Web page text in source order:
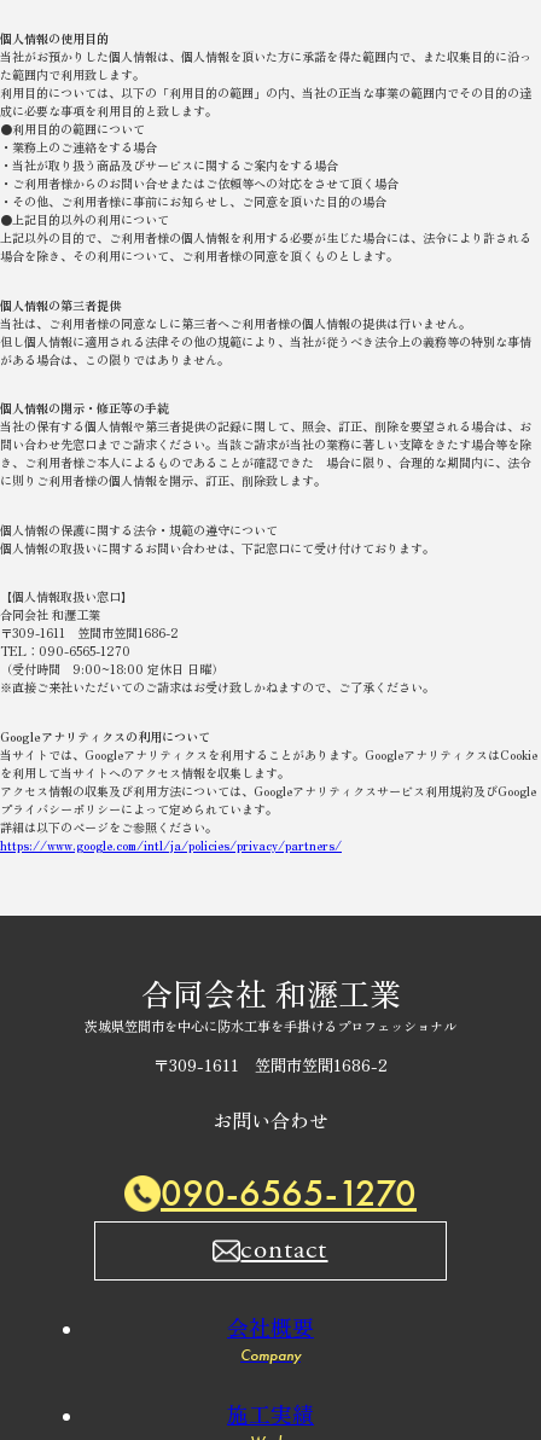
個人情報の使用目的
当社がお預かりした個人情報は、個人情報を頂いた方に承諾を得た範囲内で、また収集目的に沿っ
た範囲内で利用致します。
利用目的については、以下の「利用目的の範囲」の内、当社の正当な事業の範囲内でその目的の達
成に必要な事項を利用目的と致します。
●利用目的の範囲について
・業務上のご連絡をする場合
・当社が取り扱う商品及びサービスに関するご案内をする場合
・ご利用者様からのお問い合せまたはご依頼等への対応をさせて頂く場合
・その他、ご利用者様に事前にお知らせし、ご同意を頂いた目的の場合
●上記目的以外の利用について
上記以外の目的で、ご利用者様の個人情報を利用する必要が生じた場合には、法令により許される
場合を除き、その利用について、ご利用者様の同意を頂くものとします。
個人情報の第三者提供
当社は、ご利用者様の同意なしに第三者へご利用者様の個人情報の提供は行いません。
但し個人情報に適用される法律その他の規範により、当社が従うべき法令上の義務等の特別な事情
がある場合は、この限りではありません。
個人情報の開示・修正等の手続
当社の保有する個人情報や第三者提供の記録に関して、照会、訂正、削除を要望される場合は、お
問い合わせ先窓口までご請求ください。当該ご請求が当社の業務に著しい支障をきたす場合等を除
き、ご利用者様ご本人によるものであることが確認できた 場合に限り、合理的な期間内に、法令
に則りご利用者様の個人情報を開示、訂正、削除致します。
個人情報の保護に関する法令・規範の遵守について
個人情報の取扱いに関するお問い合わせは、下記窓口にて受け付けております。
【個人情報取扱い窓口】
合同会社 和瀝工業
〒309-1611 笠間市笠間1686-2
TEL：090-6565-1270
（受付時間 9:00~18:00 定休日 日曜）
※直接ご来社いただいてのご請求はお受け致しかねますので、ご了承ください。
Googleアナリティクスの利用について
当サイトでは、Googleアナリティクスを利用することがあります。GoogleアナリティクスはCookie
を利用して当サイトへのアクセス情報を収集します。
アクセス情報の収集及び利用方法については、Googleアナリティクスサービス利用規約及びGoogle
プライバシーポリシーによって定められています。
詳細は以下のページをご参照ください。
https://www.google.com/intl/ja/policies/privacy/partners/
合同会社 和瀝工業
茨城県笠間市を中心に防水工事を手掛けるプロフェッショナル
〒309-1611 笠間市笠間1686-2
お問い合わせ
090-6565-1270
contact
会社概要
Company
施工実績